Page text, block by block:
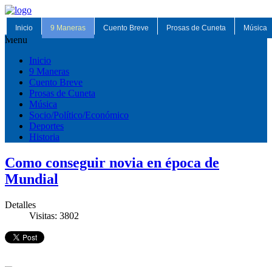
Inicio 9 Maneras Cuento Breve Prosas de Cuneta Música
Menu
Inicio
9 Maneras
Cuento Breve
Prosas de Cuneta
Música
Socio/Político/Económico
Deportes
Historia
Como conseguir novia en época de
Mundial
Detalles
Visitas: 3802